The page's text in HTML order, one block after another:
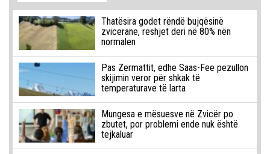
Thatësira godet rëndë bujqësinë
zvicerane, reshjet deri në 80% nën
normalen
Pas Zermattit, edhe Saas-Fee pezullon
skijimin veror për shkak të
temperaturave të larta
Mungesa e mësuesve në Zvicër po
zbutet, por problemi ende nuk është
tejkaluar